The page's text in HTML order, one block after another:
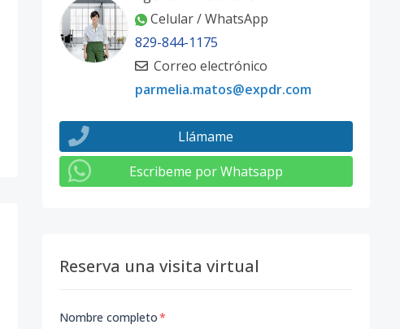
Celular / WhatsApp
829-844-1175
Correo electrónico
parmelia.matos@expdr.com
Llámame
Escribeme por Whatsapp
Reserva una visita virtual
Nombre completo*